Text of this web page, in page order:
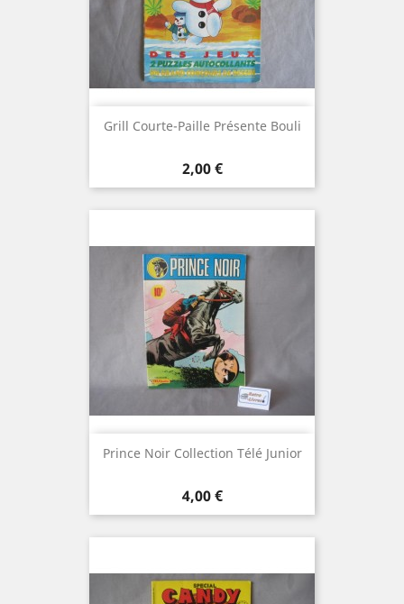
Grill Courte-Paille Présente Bouli
Prix
2,00 €
Prince Noir Collection Télé Junior
Prix
4,00 €